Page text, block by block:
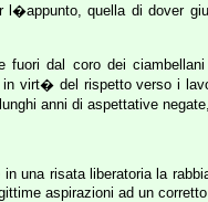
l�appunto, quella di dover
fuori dal coro dei
in virt� del rispetto verso
anni di aspettative
una risata liberatoria la
aspirazioni ad un